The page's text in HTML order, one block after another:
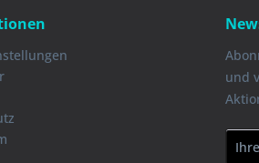
und